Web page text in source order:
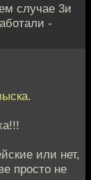
случае 3и
-
или нет,
просто не